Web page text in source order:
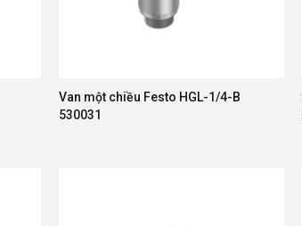
Van một chiều Festo HGL-1/4-B
530031